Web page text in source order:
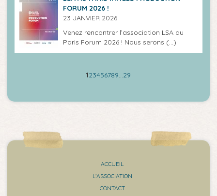
FORUM 2026 !
23 JANVIER 2026
Venez rencontrer l’association LSA au
Paris Forum 2026 ! Nous serons (…)
123456789…29
ACCUEIL
L’ASSOCIATION
CONTACT